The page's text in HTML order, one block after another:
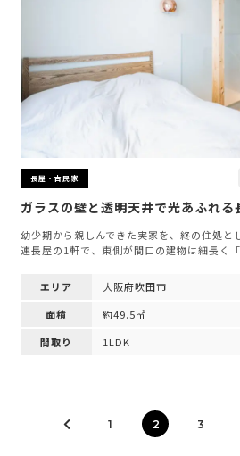
長屋・古民家
ガラスの壁と透明天井で光あふれる
幼少期から親しんできた実家を、終の住処と
連長屋の1軒で、東側が間口の建物は細長く
エリア
大阪府吹田市
面積
約49.5㎡
間取り
1LDK
1 2 3